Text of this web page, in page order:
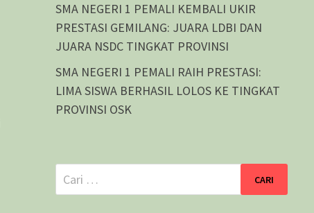
SMA NEGERI 1 PEMALI KEMBALI UKIR
PRESTASI GEMILANG: JUARA LDBI DAN
JUARA NSDC TINGKAT PROVINSI
SMA NEGERI 1 PEMALI RAIH PRESTASI:
LIMA SISWA BERHASIL LOLOS KE TINGKAT
PROVINSI OSK
Cari
untuk: